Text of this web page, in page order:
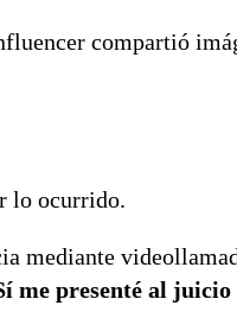
compartió
lo ocurrido.
mediante
me presenté al